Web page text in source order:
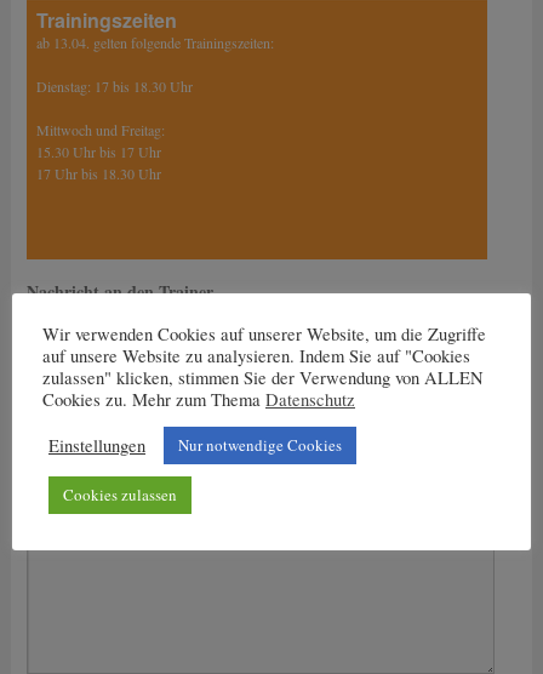
Trainingszeiten
ab 13.04. gelten folgende Trainingszeiten:
Dienstag: 17 bis 18.30 Uhr
Mittwoch und Freitag:
15.30 Uhr bis 17 Uhr
17 Uhr bis 18.30 Uhr
Nachricht an den Trainer
Deine E-Mail-Adresse
Deine Nachricht
Wir verwenden Cookies auf unserer Website, um die Zugriffe
auf unsere Website zu analysieren. Indem Sie auf "Cookies
zulassen" klicken, stimmen Sie der Verwendung von ALLEN
Cookies zu. Mehr zum Thema Datenschutz
Einstellungen
Nur notwendige Cookies
Cookies zulassen